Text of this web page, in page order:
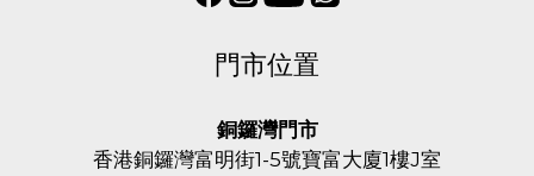
門市位置
銅鑼灣門市
香港銅鑼灣富明街1-5號寶富大廈1樓J室